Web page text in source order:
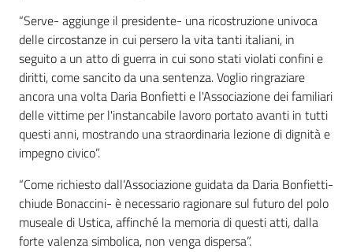
“Serve- aggiunge il presidente- una ricostruzione univoca
delle circostanze in cui persero la vita tanti italiani, in
seguito a un atto di guerra in cui sono stati violati confini e
diritti, come sancito da una sentenza. Voglio ringraziare
ancora una volta Daria Bonfietti e l'Associazione dei familiari
delle vittime per l'instancabile lavoro portato avanti in tutti
questi anni, mostrando una straordinaria lezione di dignità e
impegno civico”.
“Come richiesto dall’Associazione guidata da Daria Bonfietti-
chiude Bonaccini- è necessario ragionare sul futuro del polo
museale di Ustica, affinché la memoria di questi atti, dalla
forte valenza simbolica, non venga dispersa”.